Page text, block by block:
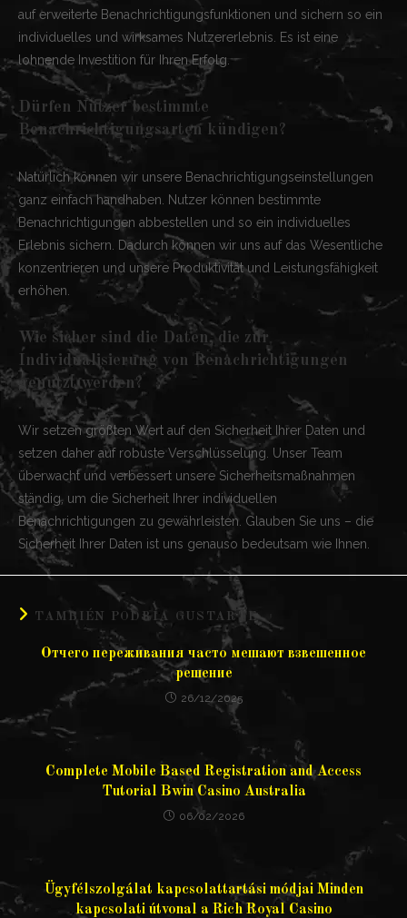
auf erweiterte Benachrichtigungsfunktionen und sichern so ein
individuelles und wirksames Nutzererlebnis. Es ist eine
lohnende Investition für Ihren Erfolg.
Dürfen Nutzer bestimmte
Benachrichtigungsarten kündigen?
Natürlich können wir unsere Benachrichtigungseinstellungen
ganz einfach handhaben. Nutzer können bestimmte
Benachrichtigungen abbestellen und so ein individuelles
Erlebnis sichern. Dadurch können wir uns auf das Wesentliche
konzentrieren und unsere Produktivität und Leistungsfähigkeit
erhöhen.
Wie sicher sind die Daten, die zur
Individualisierung von Benachrichtigungen
genutzt werden?
Wir setzen größten Wert auf den Sicherheit Ihrer Daten und
setzen daher auf robuste Verschlüsselung. Unser Team
überwacht und verbessert unsere Sicherheitsmaßnahmen
ständig, um die Sicherheit Ihrer individuellen
Benachrichtigungen zu gewährleisten. Glauben Sie uns – die
Sicherheit Ihrer Daten ist uns genauso bedeutsam wie Ihnen.
TAMBIÉN PODRÍA GUSTARTE
Отчего переживания часто мешают взвешенное
решение
26/12/2025
Complete Mobile Based Registration and Access
Tutorial Bwin Casino Australia
06/02/2026
Ügyfélszolgálat kapcsolattartási módjai Minden
kapcsolati útvonal a Rich Royal Casino